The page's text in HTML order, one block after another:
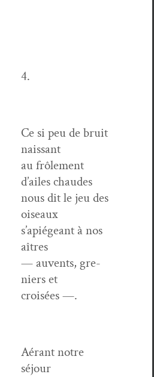
4.
Ce si peu de bruit
naissant
au frôle­ment
d’ailes chaudes
nous dit le jeu des
oiseaux
s’apiégeant à nos
aîtres
— auvents, gre­
niers et
croisées —.
Aérant notre
séjour